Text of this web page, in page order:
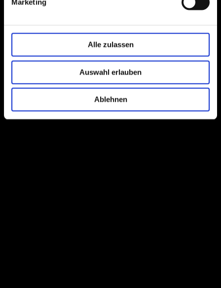
Marketing
Alle zulassen
Auswahl erlauben
Ablehnen